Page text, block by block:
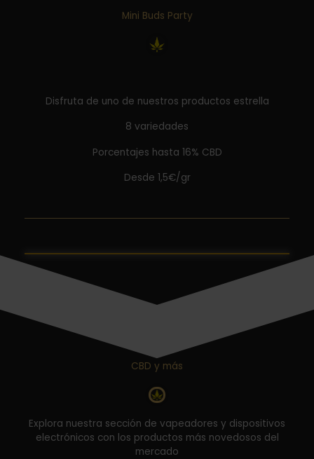
Mini Buds Party
Disfruta de uno de nuestros productos estrella
8 variedades
Porcentajes hasta 16% CBD
Desde 1,5€/gr
CBD y más
Explora nuestra sección de vapeadores y dispositivos
electrónicos con los productos más novedosos del
mercado